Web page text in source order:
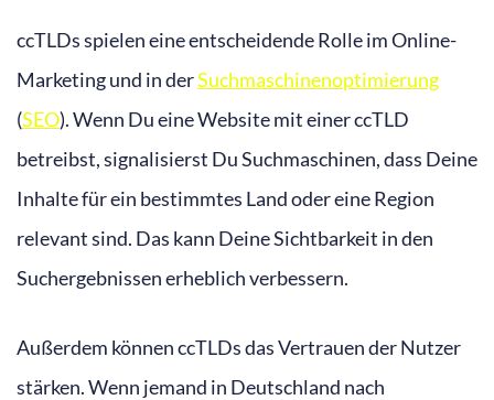
ccTLDs spielen eine entscheidende Rolle im Online-
Marketing und in derSuchmaschinenoptimierung
(SEO). Wenn Du eine Website mit einer ccTLD
betreibst, signalisierst Du Suchmaschinen, dass Deine
Inhalte für ein bestimmtes Land oder eine Region
relevant sind. Das kann Deine Sichtbarkeit in den
Suchergebnissen erheblich verbessern.
Außerdem können ccTLDs das Vertrauen der Nutzer
stärken. Wenn jemand in Deutschland nach